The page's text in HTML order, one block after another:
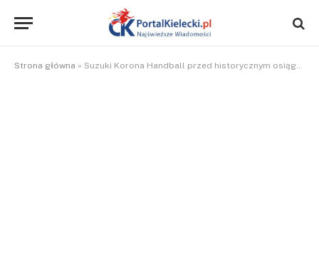
Strona główna » Suzuki Korona Handball przed historycznym osiągnięciem